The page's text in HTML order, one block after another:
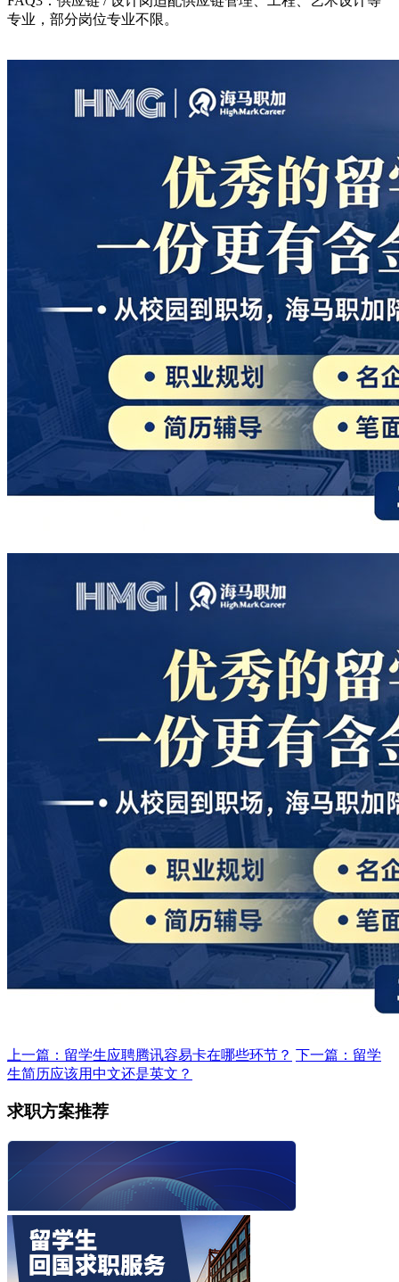
专业，部分岗位专业不限。
上一篇：留学生应聘腾讯容易卡在哪些环节？ 下一篇：留学
生简历应该用中文还是英文？
求职方案推荐